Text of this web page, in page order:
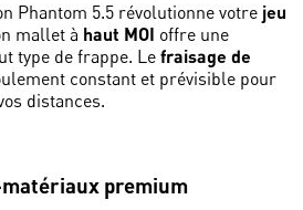
Phantom 5.5 révolutionne votre jeu
mallet à haut MOI offre une
type de frappe. Le fraisage de
constant et prévisible pour
distances.
premium